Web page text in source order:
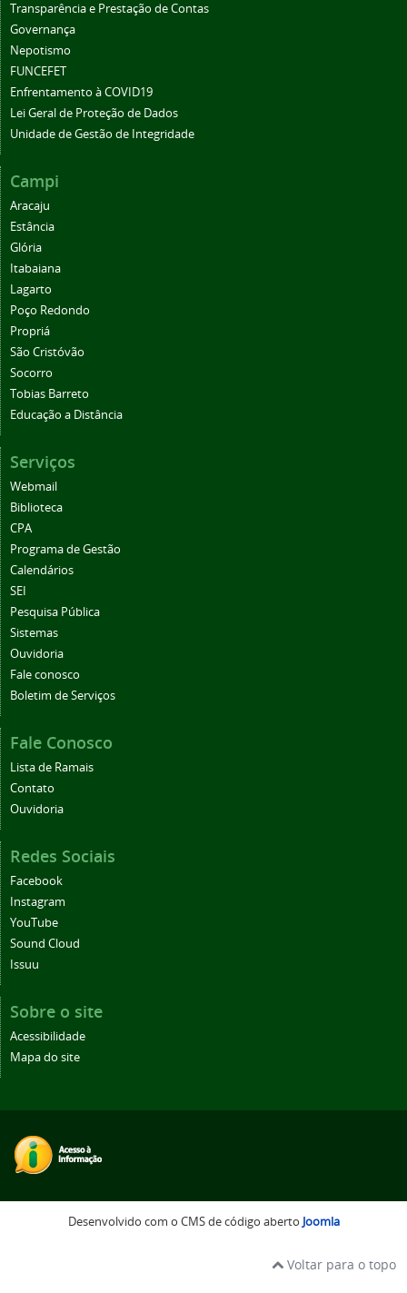
Transparência e Prestação de Contas
Governança
Nepotismo
FUNCEFET
Enfrentamento à COVID19
Lei Geral de Proteção de Dados
Unidade de Gestão de Integridade
Campi
Aracaju
Estância
Glória
Itabaiana
Lagarto
Poço Redondo
Propriá
São Cristóvão
Socorro
Tobias Barreto
Educação a Distância
Serviços
Webmail
Biblioteca
CPA
Programa de Gestão
Calendários
SEI
Pesquisa Pública
Sistemas
Ouvidoria
Fale conosco
Boletim de Serviços
Fale Conosco
Lista de Ramais
Contato
Ouvidoria
Redes Sociais
Facebook
Instagram
YouTube
Sound Cloud
Issuu
Sobre o site
Acessibilidade
Mapa do site
Desenvolvido com o CMS de código aberto Joomla
Voltar para o topo